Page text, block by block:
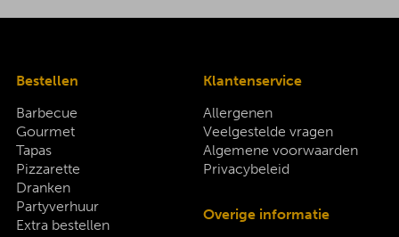
Bestellen
Barbecue
Gourmet
Tapas
Pizzarette
Dranken
Partyverhuur
Extra bestellen
Klantenservice
Allergenen
Veelgestelde vragen
Algemene voorwaarden
Privacybeleid
Overige informatie